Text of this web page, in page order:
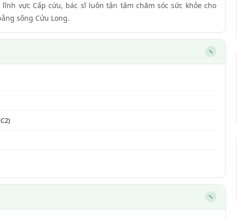
vực Cấp cứu, bác sĩ luôn tận tâm chăm sóc sức khỏe cho
sông Cửu Long.